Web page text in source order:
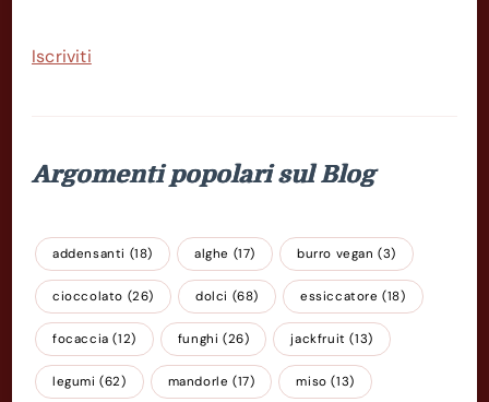
Iscriviti
Argomenti popolari sul Blog
addensanti (18) alghe (17) burro vegan (3)
cioccolato (26) dolci (68) essiccatore (18)
focaccia (12) funghi (26) jackfruit (13)
legumi (62) mandorle (17) miso (13)